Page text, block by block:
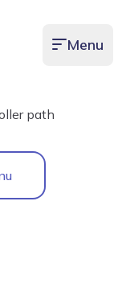
Otevřít
Menu
path